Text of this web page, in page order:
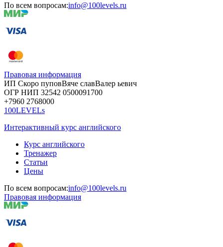
По всем вопросам:info@100levels.ru
Правовая информация
ИП Скоро пуповВяче славВалер ьевич
ОГР НИП 32542 0500091700
+7960 2768000
100LEVELs
Интерактивный курс английского
Курс английского
Тренажер
Статьи
Цены
По всем вопросам:info@100levels.ru
Правовая информация